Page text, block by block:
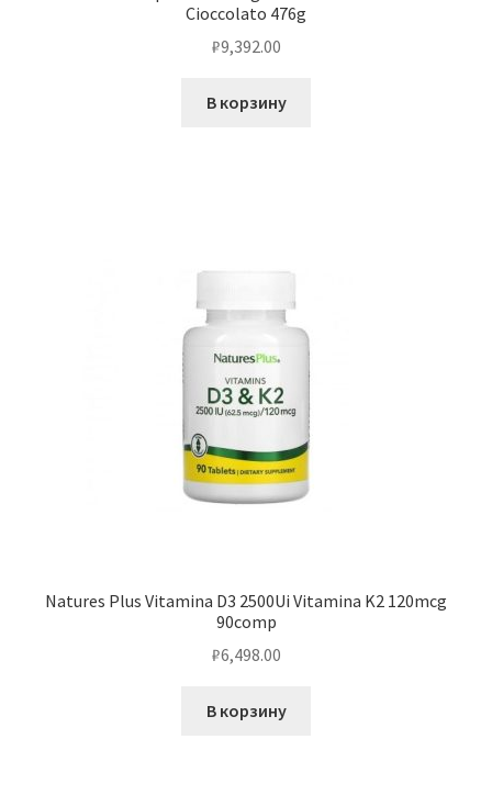
Cioccolato 476g
₽9,392.00
В корзину
Natures Plus Vitamina D3 2500Ui Vitamina K2 120mcg
90comp
₽6,498.00
В корзину